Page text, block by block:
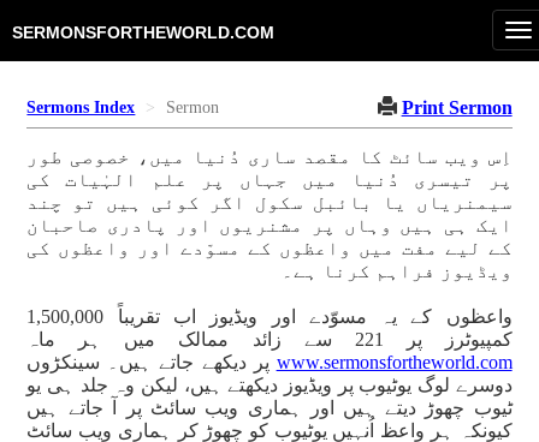
SERMONSFORTHEWORLD.COM
Sermons Index Sermon Print Sermon
اِس ویب سائٹ کا مقصد ساری دُنیا میں، خصوصی طور
پر تیسری دُنیا میں جہاں پر علم الہٰیات کی
سیمنریاں یا بائبل سکول اگر کوئی ہیں تو چند
ایک ہی ہیں وہاں پر مشنریوں اور پادری صاحبان
کے لیے مفت میں واعظوں کے مسوّدے اور واعظوں کی
ویڈیوز فراہم کرنا ہے۔
واعظوں کے یہ مسوّدے اور ویڈیوز اب تقریباً 1,500,000
کمپیوٹرز پر 221 سے زائد ممالک میں ہر ماہ
www.sermonsfortheworld.com پر دیکھے جاتے ہیں۔ سینکڑوں
دوسرے لوگ یوٹیوب پر ویڈیوز دیکھتے ہیں، لیکن وہ جلد ہی یو
ٹیوب چھوڑ دیتے ہیں اور ہماری ویب سائٹ پر آ جاتے ہیں
کیونکہ ہر واعظ اُنہیں یوٹیوب کو چھوڑ کر ہماری ویب سائٹ